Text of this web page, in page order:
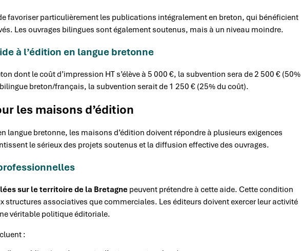
favoriser particulièrement les publications intégralement en breton, qui bénéficient
Les ouvrages bilingues sont également soutenus, mais à un niveau moindre.
à l’édition en langue bretonne
dont le coût d’impression HT s’élève à 5 000 €, la subvention sera de 2 500 € (50%
breton/français, la subvention serait de 1 250 € (25% du coût).
les maisons d’édition
langue bretonne, les maisons d’édition doivent répondre à plusieurs exigences
le sérieux des projets soutenus et la diffusion effective des ouvrages.
sur le territoire de la Bretagne peuvent prétendre à cette aide. Cette condition
structures associatives que commerciales. Les éditeurs doivent exercer leur activité
véritable politique éditoriale.
: